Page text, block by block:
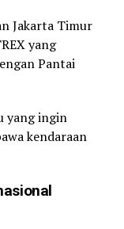
Jakarta Timur
yang
Pantai
yang ingin
kendaraan